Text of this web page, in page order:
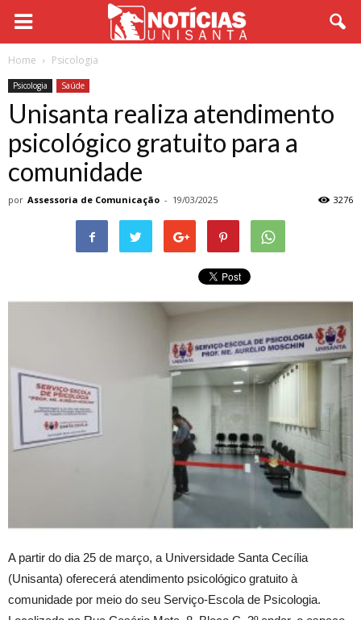
Home Psicologia
Psicologia Saúde
Unisanta realiza atendimento
psicológico gratuito para a
comunidade
por Assessoria de Comunicação - 19/03/2025 3276
A partir do dia 25 de março, a Universidade Santa Cecília
(Unisanta) oferecerá atendimento psicológico gratuito à
comunidade por meio do seu Serviço-Escola de Psicologia.